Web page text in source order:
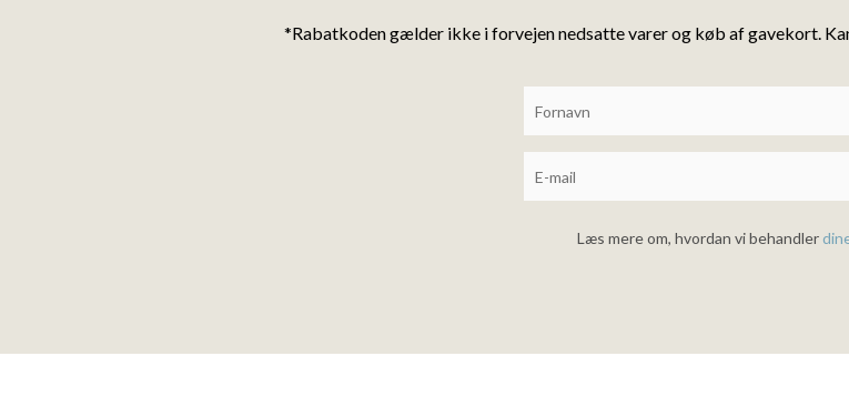
*Rabatkoden gælder ikke i forvejen nedsatte varer og køb af gavekort.
Læs mere om, hvordan vi behandler